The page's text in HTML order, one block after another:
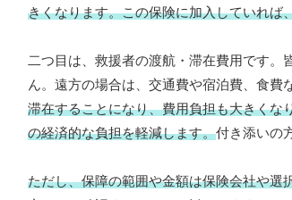
きくなります。この保険に加入していれば
二つ目は、救援者の渡航・滞在費用です
ん。遠方の場合は、交通費や宿泊費、食費
滞在することになり、費用負担も大きくな
の経済的な負担を軽減します。付き添いの
ただし、保障の範囲や金額は保険会社や選